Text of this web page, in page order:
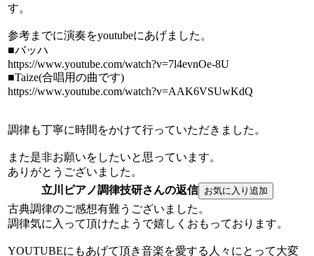
す。
参考までに演奏をyoutubeにあげました。
■バッハ
https://www.youtube.com/watch?v=7l4evnOe-8U
■Taize(合唱用の曲です)
https://www.youtube.com/watch?v=AAK6VSUwKdQ
調律も丁寧に時間をかけて行っていただきました。
また是非お願いをしたいと思っています。
ありがとうございました。
立川ピアノ調律技研さんの返信
古典調律のご感想有難うございました。
調律気に入って頂けたようで嬉しくおもっております。
YOUTUBEにもあげて頂き音楽を愛する人々にとって大変